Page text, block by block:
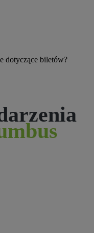
dotyczące biletów?